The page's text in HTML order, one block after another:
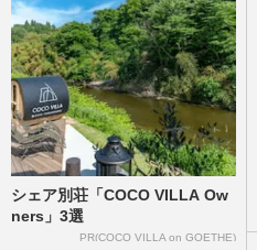
シェア別荘「COCO VILLA Ow
ners」3選
PR(COCO VILLA on GOETHE)